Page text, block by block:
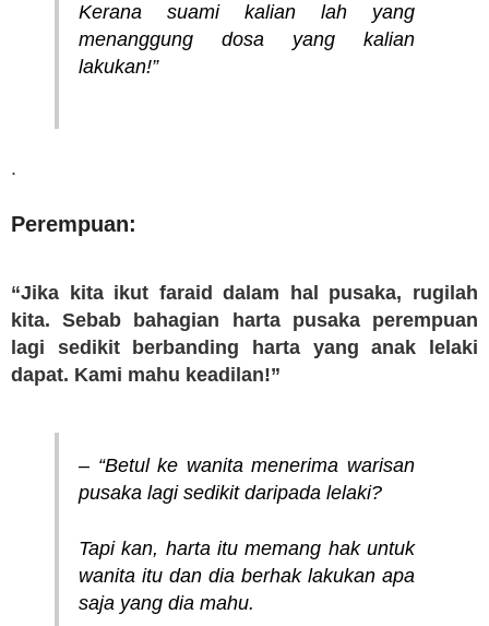
Kerana suami kalian lah yang
menanggung dosa yang kalian
lakukan!”
.
Perempuan:
“Jika kita ikut faraid dalam hal pusaka, rugilah
kita. Sebab bahagian harta pusaka perempuan
lagi sedikit berbanding harta yang anak lelaki
dapat. Kami mahu keadilan!”
– “Betul ke wanita menerima warisan
pusaka lagi sedikit daripada lelaki?
Tapi kan, harta itu memang hak untuk
wanita itu dan dia berhak lakukan apa
saja yang dia mahu.